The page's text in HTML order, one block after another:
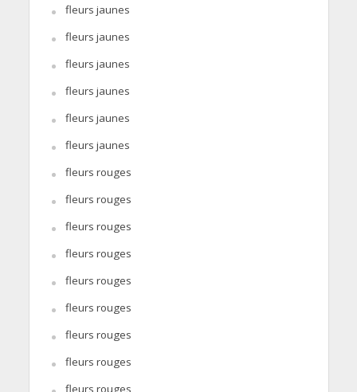
fleurs jaunes
fleurs jaunes
fleurs jaunes
fleurs jaunes
fleurs jaunes
fleurs jaunes
fleurs rouges
fleurs rouges
fleurs rouges
fleurs rouges
fleurs rouges
fleurs rouges
fleurs rouges
fleurs rouges
fleurs rouges